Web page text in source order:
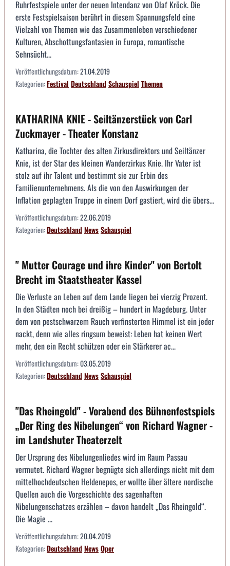
Ruhrfestspiele unter der neuen Intendanz von Olaf Kröck. Die
erste Festspielsaison berührt in diesem Spannungsfeld eine
Vielzahl von Themen wie das Zusammenleben verschiedener
Kulturen, Abschottungsfantasien in Europa, romantische
Sehnsücht...
Veröffentlichungsdatum:21.04.2019
Kategorien:Festival DeutschlandSchauspiel Themen
KATHARINA KNIE - Seiltänzerstück von Carl
Zuckmayer - Theater Konstanz
Katharina, die Tochter des alten Zirkusdirektors und Seiltänzer
Knie, ist der Star des kleinen Wanderzirkus Knie. Ihr Vater ist
stolz auf ihr Talent und bestimmt sie zur Erbin des
Familienunternehmens. Als die von den Auswirkungen der
Inflation geplagten Truppe in einem Dorf gastiert, wird die übers...
Veröffentlichungsdatum:22.06.2019
Kategorien:DeutschlandNewsSchauspiel
" Mutter Courage und ihre Kinder" von Bertolt
Brecht im Staatstheater Kassel
Die Verluste an Leben auf dem Lande liegen bei vierzig Prozent.
In den Städten noch bei dreißig – hundert in Magdeburg. Unter
dem von pestschwarzem Rauch verfinsterten Himmel ist ein jeder
nackt, denn wie alles ringsum beweist: Leben hat keinen Wert
mehr, den ein Recht schützen oder ein Stärkerer ac...
Veröffentlichungsdatum:03.05.2019
Kategorien:DeutschlandNewsSchauspiel
"Das Rheingold" - Vorabend des Bühnenfestspiels
„Der Ring des Nibelungen“ von Richard Wagner -
im Landshuter Theaterzelt
Der Ursprung des Nibelungenliedes wird im Raum Passau
vermutet. Richard Wagner begnügte sich allerdings nicht mit dem
mittelhochdeutschen Heldenepos, er wollte über ältere nordische
Quellen auch die Vorgeschichte des sagenhaften
Nibelungenschatzes erzählen – davon handelt „Das Rheingold“.
Die Magie ...
Veröffentlichungsdatum:20.04.2019
Kategorien:DeutschlandNewsOper